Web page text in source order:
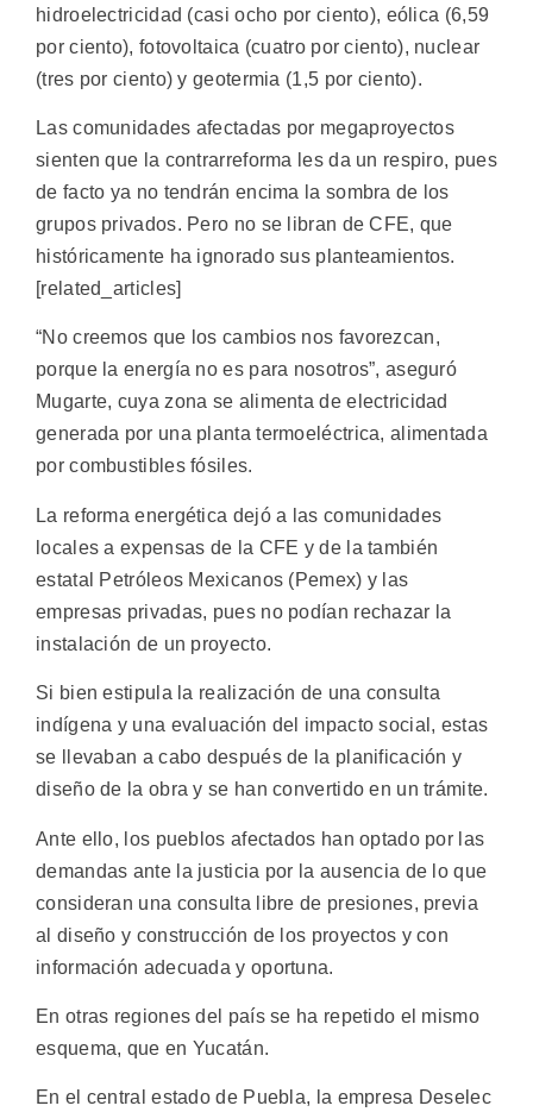
hidroelectricidad (casi ocho por ciento), eólica (6,59
por ciento), fotovoltaica (cuatro por ciento), nuclear
(tres por ciento) y geotermia (1,5 por ciento).
Las comunidades afectadas por megaproyectos
sienten que la contrarreforma les da un respiro, pues
de facto ya no tendrán encima la sombra de los
grupos privados. Pero no se libran de CFE, que
históricamente ha ignorado sus planteamientos.
[related_articles]
“No creemos que los cambios nos favorezcan,
porque la energía no es para nosotros”, aseguró
Mugarte, cuya zona se alimenta de electricidad
generada por una planta termoeléctrica, alimentada
por combustibles fósiles.
La reforma energética dejó a las comunidades
locales a expensas de la CFE y de la también
estatal Petróleos Mexicanos (Pemex) y las
empresas privadas, pues no podían rechazar la
instalación de un proyecto.
Si bien estipula la realización de una consulta
indígena y una evaluación del impacto social, estas
se llevaban a cabo después de la planificación y
diseño de la obra y se han convertido en un trámite.
Ante ello, los pueblos afectados han optado por las
demandas ante la justicia por la ausencia de lo que
consideran una consulta libre de presiones, previa
al diseño y construcción de los proyectos y con
información adecuada y oportuna.
En otras regiones del país se ha repetido el mismo
esquema, que en Yucatán.
En el central estado de Puebla, la empresa Deselec